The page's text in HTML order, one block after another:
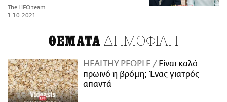
The LiFO team
1.10.2021
ΘΕΜΑΤΑ ΔΗΜΟΦΙΛΗ
HEALTHY PEOPLE
Είναι καλό
πρωινό η βρόμη; Ένας γιατρός
απαντά